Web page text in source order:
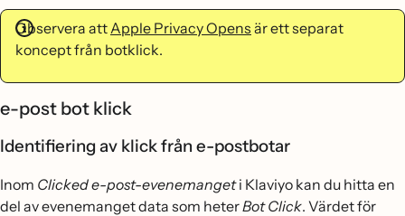
Observera attApple Privacy Opens är ett separat
koncept från botklick.
e-post bot klick
Identifiering av klick från e-postbotar
Inom Clicked e-post-evenemangeti Klaviyo kan du hitta en
del av evenemanget data som heterBot Click. Värdet för